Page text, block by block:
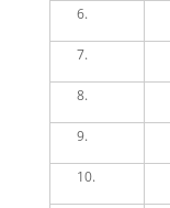
6.
7.
8.
9.
10.